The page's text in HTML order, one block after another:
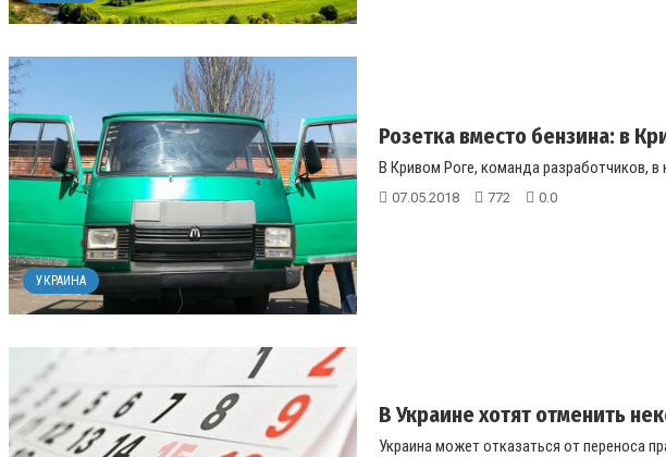
УКРАИНА
Розетка вместо бензина: в
В Кривом Роге, команда разработчиков, в
07.05.2018 772 0.0
В Украине хотят отменить
Украина может отказаться от переноса